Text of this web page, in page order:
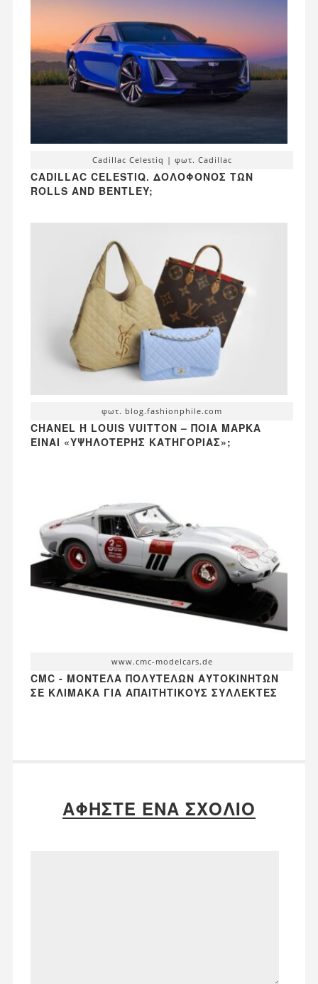
Cadillac Celestiq | φωτ. Cadillac
CADILLAC CELESTIQ. ΔΟΛΟΦΌΝΟΣ ΤΩΝ
ROLLS AND BENTLEY;
φωτ. blog.fashionphile.com
CHANEL Ή LOUIS VUITTON – ΠΟΙΑ ΜΆΡΚΑ Ε
ΊΝΑΙ «ΥΨΗΛΌΤΕΡΗΣ ΚΑΤΗΓΟΡΊΑΣ»;
www.cmc-modelcars.de
CMC - ΜΟΝΤΈΛΑ ΠΟΛΥΤΕΛΏΝ ΑΥΤΟΚΙΝΉΤΩΝ
ΣΕ ΚΛΊΜΑΚΑ ΓΙΑ ΑΠΑΙΤΗΤΙΚΟΎΣ ΣΥΛΛΈΚΤΕΣ
ΑΦΉΣΤΕ ΈΝΑ ΣΧΌΛΙΟ